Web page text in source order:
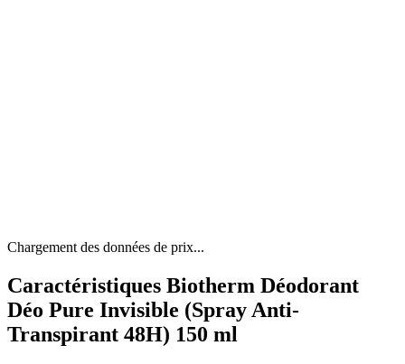
Chargement des données de prix...
Caractéristiques Biotherm Déodorant
Déo Pure Invisible (Spray Anti-
Transpirant 48H) 150 ml